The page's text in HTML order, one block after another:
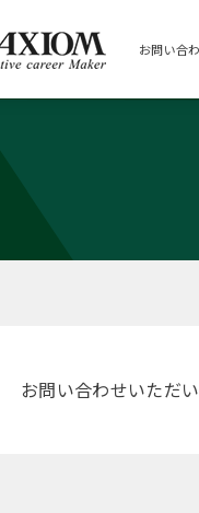
お問い合
お問い合わせいただ